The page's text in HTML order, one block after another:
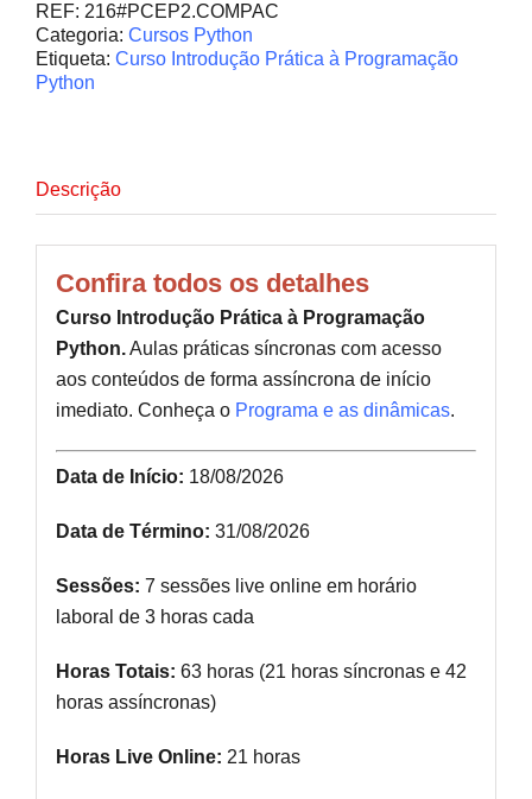
REF: 216#PCEP2.COMPAC
Categoria: Cursos Python
Etiqueta: Curso Introdução Prática à Programação
Python
Descrição
Confira todos os detalhes
Curso Introdução Prática à Programação
Python.Aulas práticas síncronas com acesso
aos conteúdos de forma assíncrona de início
imediato. Conheça o Programa e as dinâmicas.
Data de Início: 18/08/2026
Data de Término: 31/08/2026
Sessões: 7 sessões live online em horário
laboral de 3 horas cada
Horas Totais: 63 horas (21 horas síncronas e 42
horas assíncronas)
Horas Live Online: 21 horas